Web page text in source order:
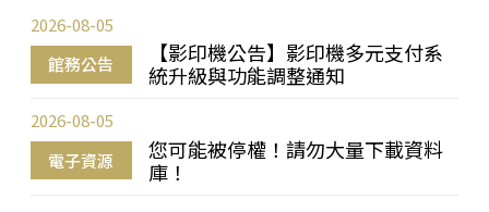
館務公告
【影印機公告】影印機多元支付系
統升級與功能調整通知
2026-08-05
電子資源
您可能被停權！請勿大量下載資料
庫！
2026-08-05